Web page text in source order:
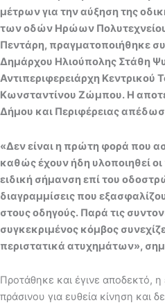
μέτρων για την αύξηση της
των οδών Ηρώων
Πεντάρη, πραγματοποιήθηκε
Δημάρχου Ηλιούπολης Στάθη
Αντιπεριφερειάρχη Κεντρικού
Κωνσταντίνου Ζώμπου. Η
Δήμου και Περιφέρειας
«Δεν είναι η πρώτη φορά που
καθώς έχουν ήδη υλοποιηθεί
ειδική σήμανση επί του
διαγραμμίσεις που
στους οδηγούς. Παρά τις
συγκεκριμένος κόμβος
περιστατικά ατυχημάτων»,
Προτάθηκε και έγινε αποδεκτό,
πράσινου για ευθεία κίνηση και